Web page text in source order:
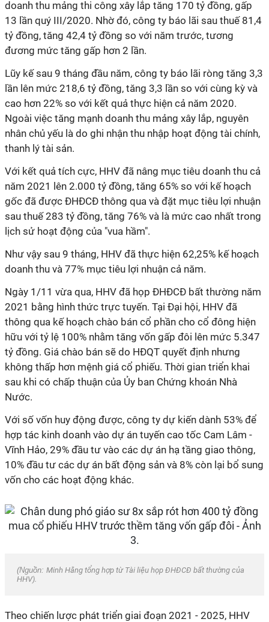
doanh thu mảng thi công xây lắp tăng 170 tỷ đồng, gấp
13 lần quý III/2020. Nhờ đó, công ty báo lãi sau thuế 81,4
tỷ đồng, tăng 42,4 tỷ đồng so với năm trước, tương
đương mức tăng gấp hơn 2 lần.
Lũy kế sau 9 tháng đầu năm, công ty báo lãi ròng tăng 3,3
lần lên mức 218,6 tỷ đồng, tăng 3,3 lần so với cùng kỳ và
cao hơn 22% so với kết quả thực hiện cả năm 2020.
Ngoài việc tăng mạnh doanh thu mảng xây lắp, nguyên
nhân chủ yếu là do ghi nhận thu nhập hoạt động tài chính,
thanh lý tài sản.
Với kết quả tích cực, HHV đã nâng mục tiêu doanh thu cả
năm 2021 lên 2.000 tỷ đồng, tăng 65% so với kế hoạch
gốc đã được ĐHĐCĐ thông qua và đặt mục tiêu lợi nhuận
sau thuế 283 tỷ đồng, tăng 76% và là mức cao nhất trong
lịch sử hoạt động của "vua hầm".
Như vậy sau 9 tháng, HHV đã thực hiện 62,25% kế hoạch
doanh thu và 77% mục tiêu lợi nhuận cả năm.
Ngày 1/11 vừa qua, HHV đã họp ĐHĐCĐ bất thường năm
2021 bằng hình thức trực tuyến. Tại Đại hội, HHV đã
thông qua kế hoạch chào bán cổ phần cho cổ đông hiện
hữu với tỷ lệ 100% nhằm tăng vốn gấp đôi lên mức 5.347
tỷ đồng. Giá chào bán sẽ do HĐQT quyết định nhưng
không thấp hơn mệnh giá cổ phiếu. Thời gian triển khai
sau khi có chấp thuận của Ủy ban Chứng khoán Nhà
Nước.
Với số vốn huy động được, công ty dự kiến dành 53% để
hợp tác kinh doanh vào dự án tuyến cao tốc Cam Lâm -
Vĩnh Hảo, 29% đầu tư vào các dự án hạ tầng giao thông,
10% đầu tư các dự án bất động sản và 8% còn lại bổ sung
vốn cho các hoạt động khác.
(Nguồn: Minh Hằng tổng hợp từ Tài liệu họp ĐHĐCĐ bất thường của
HHV).
Theo chiến lược phát triển giai đoạn 2021 - 2025, HHV